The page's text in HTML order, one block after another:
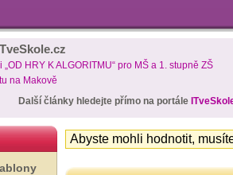
HRY K ALGORITMU“ pro MŠ a 1. stupně ZŠ
na Makově
Další články hledejte přímo na portále
Abyste mohli hodnotit,